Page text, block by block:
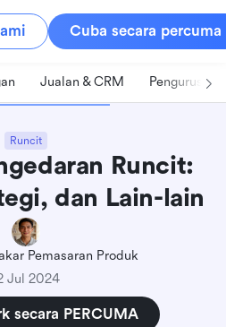
Cuba secara percuma
Jualan & CRM Pengurusan
Runcit
Runcit:
dan Lain-lain
Pemasaran Produk
Jul 2024
secara PERCUMA